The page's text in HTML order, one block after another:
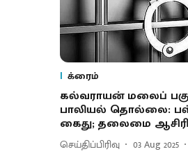
க்ரைம்
கல்வராயன் மலைப்
பாலியல் தொல்லை:
கைது; தலைமை
செய்திப்பிரிவு 03 Aug 2025